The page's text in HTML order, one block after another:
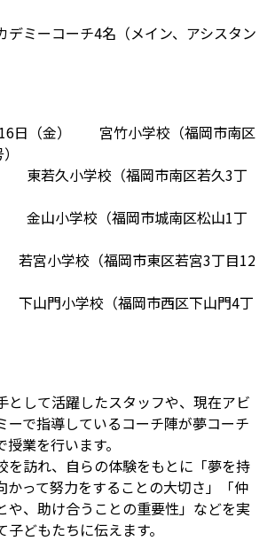
デミーコーチ4名（メイン、アシスタン
16日（金） 宮竹小学校（福岡市南区
東若久小学校（福岡市南区若久3丁
金山小学校（福岡市城南区松山1丁
宮小学校（福岡市東区若宮3丁目12
山門小学校（福岡市西区下山門4丁
として活躍したスタッフや、現在アビ
ーで指導しているコーチ陣が夢コーチ
業を行います。
を訪れ、自らの体験をもとに「夢を持
かって努力をすることの大切さ」「仲
や、助け合うことの重要性」などを実
どもたちに伝えます。